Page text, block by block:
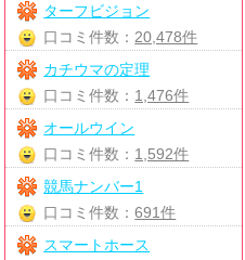
ターフビジョン
口コミ件数： 20,478件
カチウマの定理
口コミ件数： 1,476件
オールウイン
口コミ件数： 1,592件
競馬ナンバー1
口コミ件数：691件
スマートホース